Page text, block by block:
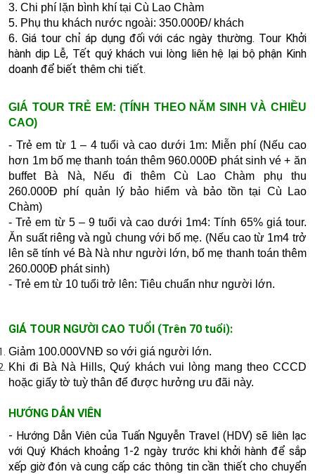
3.Chi phí lặn bình khí tại Cù Lao Chàm
5. Phụ thu khách nước ngoài: 350.000Đ/ khách
6.Giá tour chỉ áp dụng đối với các ngày thường. Tour Khởi
hành dịp Lễ, Tết quý khách vui lòng liên hệ lại bộ phận Kinh
doanh để biết thêm chi tiết.
GIÁ TOUR TRẺ EM: (TÍNH THEO NĂM SINH VÀ CHIỀU
CAO)
- Trẻ em từ 1 – 4 tuổi và cao dưới 1m: Miễn phí (Nếu cao
hơn 1m bố mẹ thanh toán thêm 960.000Đ phát sinh vé + ăn
buffet Bà Nà, Nếu đi thêm Cù Lao Chàm phụ thu
260.000Đ phí quản lý bảo hiểm và bảo tồn tại Cù Lao
Chàm)
- Trẻ em từ 5 – 9 tuổi và cao dưới 1m4: Tính 65% giá tour.
Ăn suất riêng và ngủ chung với bố mẹ. (Nếu cao từ 1m4 trở
lên sẽ tính vé Bà Nà như người lớn, bố mẹ thanh toán thêm
260.000Đ phát sinh)
- Trẻ em từ 10 tuổi trở lên: Tiêu chuẩn như người lớn.
GIÁ TOUR NGƯỜI CAO TUỔI (Trên 70 tuổi):
Giảm 100.000VNĐ so với giá người lớn.
Khi đi Bà Nà Hills, Quý khách vui lòng mang theo CCCD
hoặc giấy tờ tuỳ thân để được hưởng ưu đãi này.
HƯỚNG DẪN VIÊN
- Hướng Dẫn Viên của Tuấn Nguyễn Travel (HDV) sẽ liên lạc
với Quý Khách khoảng 1-2 ngày trước khi khởi hành để sắp
xếp giờ đón và cung cấp các thông tin cần thiết cho chuyển